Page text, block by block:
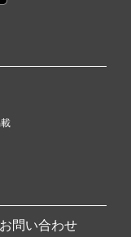
問い合わせ